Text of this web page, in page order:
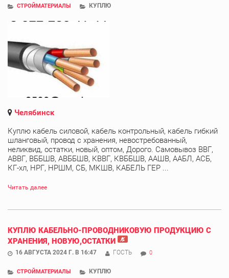
СТРОЙМАТЕРИАЛЫ КУПЛЮ
Челябинск
Куплю кабель силовой, кабель контрольный, кабель гибкий
шланговый, провод с хранения, невостребованный,
неликвид, остатки, новый, оптом, Дорого. Самовывоз ВВГ,
АВВГ, ВББШВ, АВББШВ, КВВГ, КВББШВ, ААШВ, ААБЛ, АСБ,
КГ-хл, НРГ, НРШМ, СБ, МКШВ, КАБЕЛЬ ГЕР ...
Читать далее
КУПЛЮ КАБЕЛЬНО-ПРОВОДНИКОВУЮ ПРОДУКЦИЮ С
ХРАНЕНИЯ, НОВУЮ,ОСТАТКИ
16 АВГУСТА 2024 Г. В 16:47 ГОСТЬ 0
СТРОЙМАТЕРИАЛЫ КУПЛЮ